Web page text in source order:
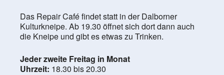
Das Repair Café findet statt in der Dalborner
Kulturkneipe. Ab 19.30 öffnet sich dort dann auch
die Kneipe und gibt es etwas zu Trinken.
Jeder zweite Freitag in Monat
Uhrzeit: 18.30 bis 20.30